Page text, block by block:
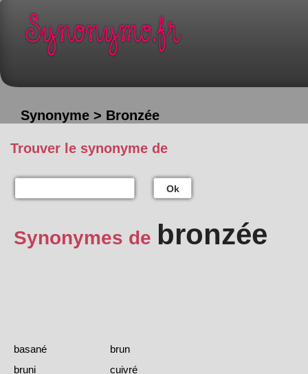
Synonyme > Bronzée
Trouver le synonyme de
Ok
Synonymes de bronzée
basané
brun
bruni
cuivré